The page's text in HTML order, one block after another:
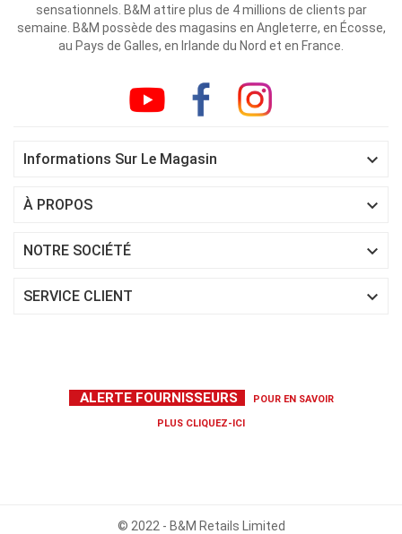
sensationnels. B&M attire plus de 4 millions de clients par
semaine. B&M possède des magasins en Angleterre, en Écosse,
au Pays de Galles, en Irlande du Nord et en France.
Informations Sur Le Magasin 
À PROPOS 
NOTRE SOCIÉTÉ 
SERVICE CLIENT 
ALERTE FOURNISSEURS POUR EN SAVOIR
PLUS CLIQUEZ-ICI
© 2022 - B&M Retails Limited